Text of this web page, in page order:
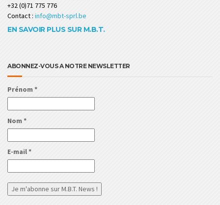
+32 (0)71 775 776
Contact : info@mbt-sprl.be
EN SAVOIR PLUS SUR M.B.T.
ABONNEZ-VOUS A NOTRE NEWSLETTER
Prénom *
Nom *
E-mail*